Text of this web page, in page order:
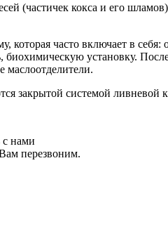
(частичек кокса и его
которая часто включает в
установку.
маслоотделители.
закрытой системой
с нами
перезвоним.